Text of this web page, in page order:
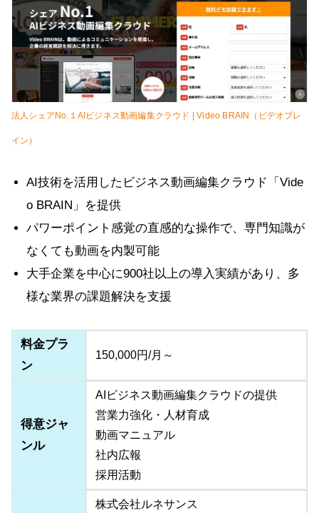
法人シェアNo.１AIビジネス動画編集クラウド | Video BRAIN（ビデオブレ
イン）
AI技術を活用したビジネス動画編集クラウド「Vide
o BRAIN」を提供
パワーポイント感覚の直感的な操作で、専門知識が
なくても動画を内製可能
大手企業を中心に900社以上の導入実績があり、多
様な業界の課題解決を支援
料金プラ
ン
150,000円/月～
得意ジャ
ンル
AIビジネス動画編集クラウドの提供
営業力強化・人材育成
動画マニュアル
社内広報
採用活動
株式会社ルネサンス